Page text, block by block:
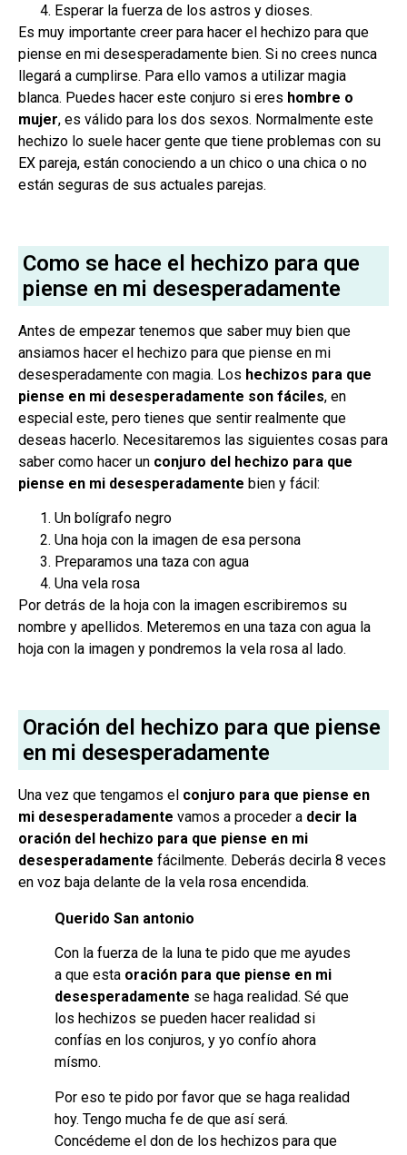
Esperar la fuerza de los astros y dioses.
Es muy importante creer para hacer el hechizo para que
piense en mi desesperadamente bien. Si no crees nunca
llegará a cumplirse. Para ello vamos a utilizar magia
blanca. Puedes hacer este conjuro si eres hombre o
mujer, es válido para los dos sexos. Normalmente este
hechizo lo suele hacer gente que tiene problemas con su
EX pareja, están conociendo a un chico o una chica o no
están seguras de sus actuales parejas.
Como se hace el hechizo para que
piense en mi desesperadamente
Antes de empezar tenemos que saber muy bien que
ansiamos hacer el hechizo para que piense en mi
desesperadamente con magia. Los hechizos para que
piense en mi desesperadamente son fáciles, en
especial este, pero tienes que sentir realmente que
deseas hacerlo. Necesitaremos las siguientes cosas para
saber como hacer un conjuro del hechizo para que
piense en mi desesperadamente bien y fácil:
Un bolígrafo negro
Una hoja con la imagen de esa persona
Preparamos una taza con agua
Una vela rosa
Por detrás de la hoja con la imagen escribiremos su
nombre y apellidos. Meteremos en una taza con agua la
hoja con la imagen y pondremos la vela rosa al lado.
Oración del hechizo para que piense
en mi desesperadamente
Una vez que tengamos el conjuro para que piense en
mi desesperadamente vamos a proceder a decir la
oración del hechizo para que piense en mi
desesperadamente fácilmente. Deberás decirla 8 veces
en voz baja delante de la vela rosa encendida.
Querido San antonio
Con la fuerza de la luna te pido que me ayudes
a que esta oración para que piense en mi
desesperadamente se haga realidad. Sé que
los hechizos se pueden hacer realidad si
confías en los conjuros, y yo confío ahora
mísmo.
Por eso te pido por favor que se haga realidad
hoy. Tengo mucha fe de que así será.
Concédeme el don de los hechizos para que